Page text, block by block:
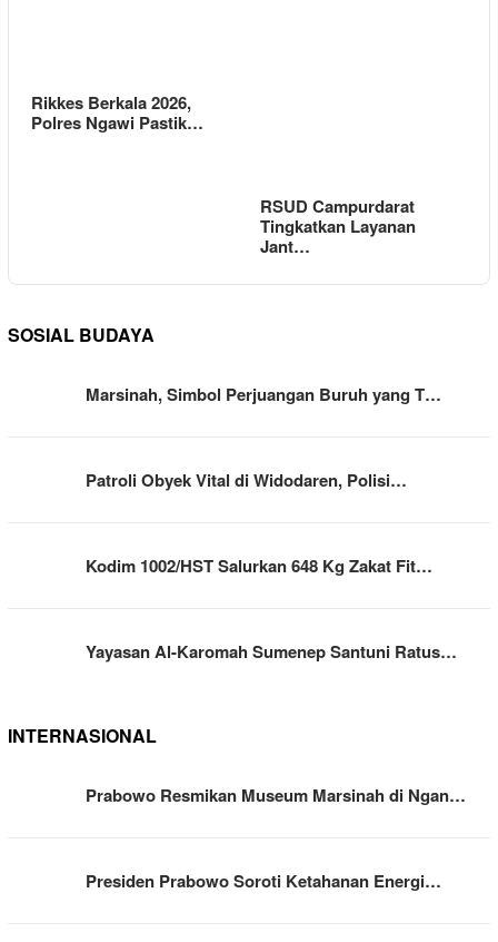
Rikkes Berkala 2026,
Polres Ngawi Pastik…
RSUD Campurdarat
Tingkatkan Layanan
Jant…
SOSIAL BUDAYA
Marsinah, Simbol Perjuangan Buruh yang T…
Patroli Obyek Vital di Widodaren, Polisi…
Kodim 1002/HST Salurkan 648 Kg Zakat Fit…
Yayasan Al-Karomah Sumenep Santuni Ratus…
INTERNASIONAL
Prabowo Resmikan Museum Marsinah di Ngan…
Presiden Prabowo Soroti Ketahanan Energi…